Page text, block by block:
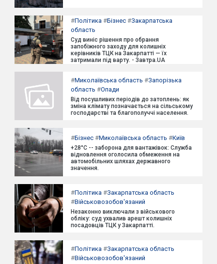
#Політика #Бізнес #Закарпатська
область
Суд виніс рішення про обрання
запобіжного заходу для колишніх
керівників ТЦК на Закарпатті — їх
затримали під варту. - Завтра.UA
#Миколаївська область #Запорізька
область #Опади
Від посушливих періодів до затоплень: як
зміна клімату позначається на сільському
господарстві та благополуччі населення.
#Бізнес #Миколаївська область #Київ
+28°C -- заборона для вантажівок: Служба
відновлення оголосила обмеження на
автомобільних шляхах державного
значення.
#Політика #Закарпатська область
#Військовозобов'язаний
Незаконно виключали з військового
обліку: суд ухвалив арешт колишніх
посадовців ТЦК у Закарпатті.
#Політика #Закарпатська область
#Військовозобов'язаний